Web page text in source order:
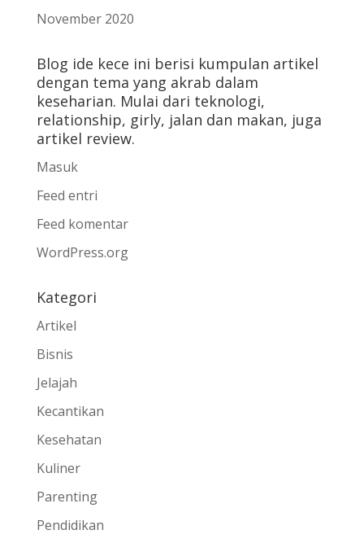
November 2020
Blog ide kece ini berisi kumpulan artikel
dengan tema yang akrab dalam
keseharian. Mulai dari teknologi,
relationship, girly, jalan dan makan, juga
artikel review.
Masuk
Feed entri
Feed komentar
WordPress.org
Kategori
Artikel
Bisnis
Jelajah
Kecantikan
Kesehatan
Kuliner
Parenting
Pendidikan